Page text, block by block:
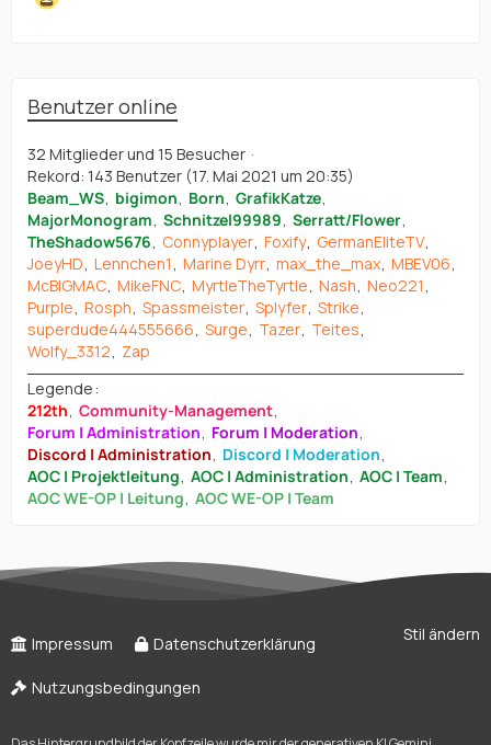
Benutzer online
32 Mitglieder und 15 Besucher
Rekord: 143 Benutzer (17. Mai 2021 um 20:35)
Beam_WS bigimon Born GrafikKatze
MajorMonogram Schnitzel99989 Serratt/Flower
TheShadow5676
Connyplayer Foxify GermanEliteTV
JoeyHD Lennchen1 Marine Dyrr max_the_max MBEV06
McBIGMAC MikeFNC MyrtleTheTyrtle Nash Neo221
Purple Rosph Spassmeister Splyfer Strike
superdude444555666 Surge Tazer Teites
Wolfy_3312
Zap
Legende
212th Community-Management
Forum | Administration
Forum | Moderation
Discord | Administration
Discord | Moderation
AOC | Projektleitung AOC | Administration AOC | Team
AOC WE-OP | Leitung AOC WE-OP | Team
Stil ändern
Impressum Datenschutzerklärung
Nutzungsbedingungen